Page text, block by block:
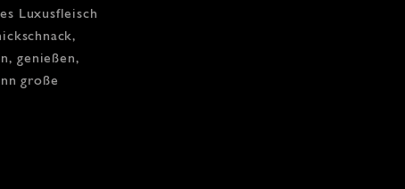
Luxusfleisch
genießen,
große